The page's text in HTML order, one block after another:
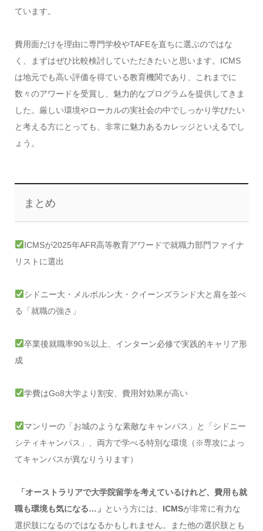
ています。
費用面だけを理由に専門学校やTAFEを直ちに選ぶのではな
く、まずはぜひ比較検討していただきたいと思います。ICMS
は地元でも高い評価を得ている教育機関であり、これまでに
数々のアワードを受賞し、魅力的なプログラムを提供してきま
した。厳しい環境やローカルの実社会の中でしっかり学びたい
と考える方にとっても、非常に魅力あるカレッジといえるでし
ょう。
まとめ
ICMSが2025年AFR高等教育アワードで就職力部門ファイナ
リストに選出
シドニー大・メルボルン大・クイーンズランド大と肩を並べ
る「就職の強さ」
卒業後就職率90％以上、インターン必修で実践的キャリア形
成
学費はGo8大学より割安、費用対効果が高い
マンリーの「お城のような素敵なキャンパス」と「シドニー
シティキャンパス」、両方で学べる特別な環境（※専攻によっ
てキャンパスが異なりうります）
「オーストラリアで大学院留学を考えているけれど、費用も就
職も環境も気になる…」 という方には、 ICMSが非常に有力な
選択肢になるのではなるかもしれません。また他の選択肢とも